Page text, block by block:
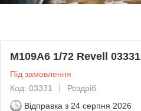
M109A6 1/72 Revell 03331
Під замовлення
Код: 03331
Роздріб
Відправка з 24 серпня 2026